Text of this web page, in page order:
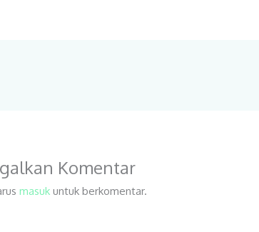
Komentar
masuk untuk berkomentar.